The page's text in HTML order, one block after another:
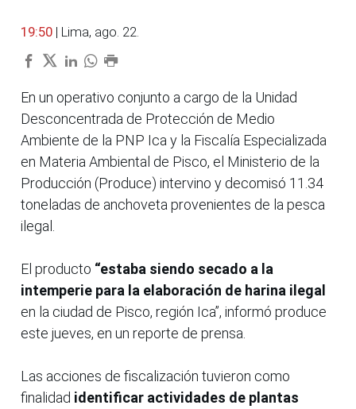
19:50 | Lima, ago. 22.
En un operativo conjunto a cargo de la Unidad
Desconcentrada de Protección de Medio
Ambiente de la PNP Ica y la Fiscalía Especializada
en Materia Ambiental de Pisco, el Ministerio de la
Producción (Produce) intervino y decomisó 11.34
toneladas de anchoveta provenientes de la pesca
ilegal.
El producto “estaba siendo secado a la
intemperie para la elaboración de harina ilegal
en la ciudad de Pisco, región Ica”, informó produce
este jueves, en un reporte de prensa.
Las acciones de fiscalización tuvieron como
finalidad identificar actividades de plantas